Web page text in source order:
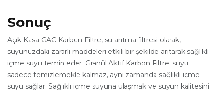
Sonuç
Açık Kasa GAC Karbon Filtre, su arıtma filtresi olarak,
suyunuzdaki zararlı maddeleri etkili bir şekilde arıtarak sağlıklı
içme suyu temin eder. Granül Aktif Karbon Filtre, suyu
sadece temizlemekle kalmaz, aynı zamanda sağlıklı içme
suyu sağlar. Sağlıklı içme suyuna ulaşmak ve suyun kalitesini